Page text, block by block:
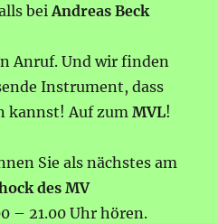
beiAndreas Beck
Anruf. Und wir finden
Instrument, dass
kannst! Auf zumMVL!
Sie als nächstes am
des MV
– 21.00 Uhr hören.